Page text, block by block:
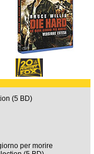
(5 BD)
per morire